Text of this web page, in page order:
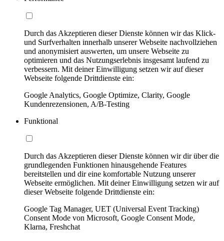
Durch das Akzeptieren dieser Dienste können wir das Klick-
und Surfverhalten innerhalb unserer Webseite nachvollziehen
und anonymisiert auswerten, um unsere Webseite zu
optimieren und das Nutzungserlebnis insgesamt laufend zu
verbessern. Mit deiner Einwilligung setzen wir auf dieser
Webseite folgende Drittdienste ein:
Google Analytics, Google Optimize, Clarity, Google
Kundenrezensionen, A/B-Testing
Funktional
Durch das Akzeptieren dieser Dienste können wir dir über die
grundlegenden Funktionen hinausgehende Features
bereitstellen und dir eine komfortable Nutzung unserer
Webseite ermöglichen. Mit deiner Einwilligung setzen wir auf
dieser Webseite folgende Drittdienste ein:
Google Tag Manager, UET (Universal Event Tracking)
Consent Mode von Microsoft, Google Consent Mode,
Klarna, Freshchat